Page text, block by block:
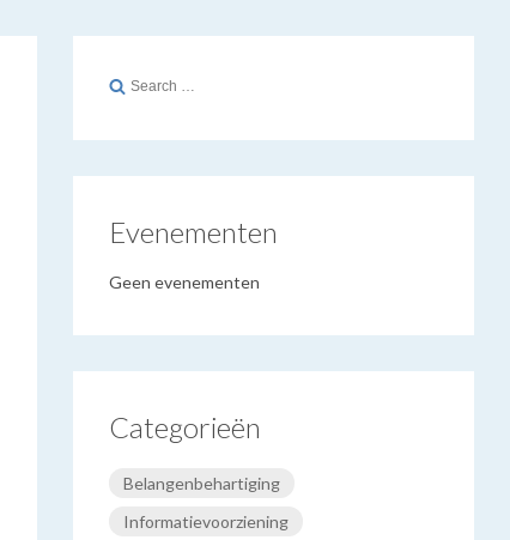
Search
Evenementen
Geen evenementen
Categorieën
Belangenbehartiging
Informatievoorziening